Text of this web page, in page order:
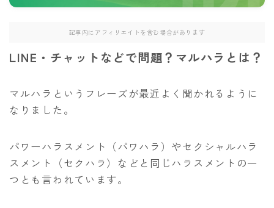
記事内にアフィリエイトを含む場合があります
LINE・チャットなどで問題？マルハラとは？
マルハラというフレーズが最近よく聞かれるように
なりました。
パワーハラスメント（パワハラ）やセクシャルハラ
スメント（セクハラ）などと同じハラスメントの一
つとも言われています。